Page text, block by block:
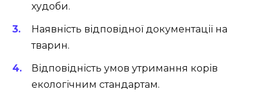
худоби.
Наявність відповідної документації на
тварин.
Відповідність умов утримання корів
екологічним стандартам.